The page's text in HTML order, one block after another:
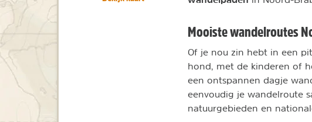
Mooiste wandelroutes
Of je nou zin hebt in een
hond, met de kinderen of
een ontspannen dagje
eenvoudig je wandelroute
natuurgebieden en